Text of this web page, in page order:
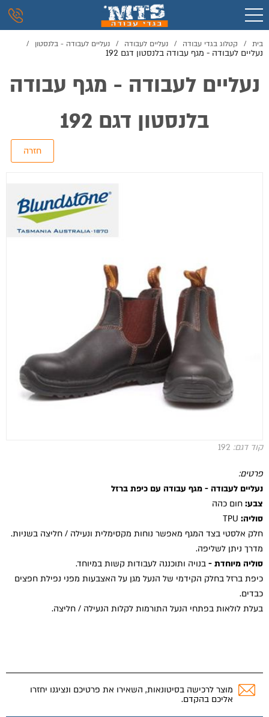
בית / קטלוג בגדי עבודה / נעליים לעבודה / נעליים לעבודה - בלנסטון /
נעליים לעבודה - מגף עבודה בלנסטון דגם 192
נעליים לעבודה - מגף עבודה
בלנסטון דגם 192
קוד דגם: 192
פרטים:
נעליים לעבודה - מגף עבודה עם כיפת ברזל
צבע: חום כהה
סוליה:
חלק אלסטי בצד המגף מאפשר נוחות מקסימלית ונעילה / חליצה בשניות.
מדרך ניתן לשליפה.
סוליה מיוחדת - בנויה ותוכננה לעבודות קשות במיוחד.
כיפת ברזל בחלק הקידמי של הנעל מגן על האצבעות מפני נפילת חפצים
כבדים.
בעלת לולאות בפתחי הנעל התורמות לקלות הנעילה / חליצה.
מוצר לרכישה בסיטונאות, השאירו את פרטיכם ונציגנו יחזרו
אליכם בהקדם.